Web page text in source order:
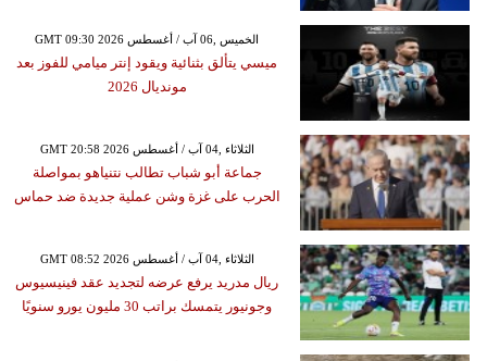
GMT 09:30 2026 الخميس ,06 آب / أغسطس
ميسي يتألق بثنائية ويقود إنتر ميامي للفوز بعد
مونديال 2026
GMT 20:58 2026 الثلاثاء ,04 آب / أغسطس
جماعة أبو شباب تطالب نتنياهو بمواصلة
الحرب على غزة وشن عملية جديدة ضد حماس
GMT 08:52 2026 الثلاثاء ,04 آب / أغسطس
ريال مدريد يرفع عرضه لتجديد عقد فينيسيوس
وجونيور يتمسك براتب 30 مليون يورو سنويًا